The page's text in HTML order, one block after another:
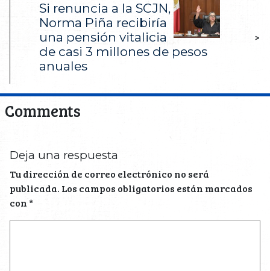
Si renuncia a la SCJN,
Norma Piña recibiría
una pensión vitalicia
de casi 3 millones de pesos
anuales
>
Comments
Deja una respuesta
Tu dirección de correo electrónico no será
publicada. Los campos obligatorios están marcados
con*